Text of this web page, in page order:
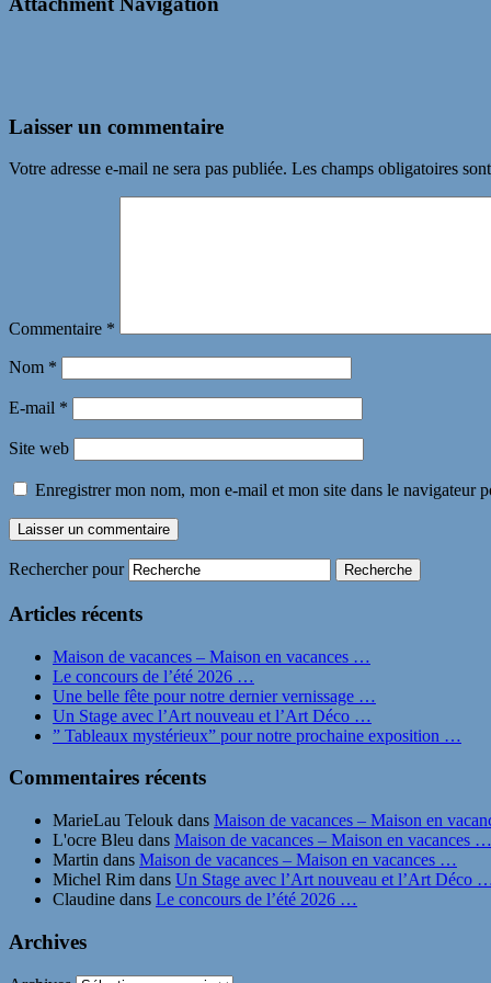
Laisser un commentaire
Votre adresse e-mail ne sera pas publiée. Les champs obligatoires
Commentaire *
Nom *
E-mail *
Site web
Enregistrer mon nom, mon e-mail et mon site dans le navigateur
Rechercher pour
Articles récents
Maison de vacances – Maison en vacances …
Le concours de l’été 2026 …
Une belle fête pour notre dernier vernissage …
Un Stage avec l’Art nouveau et l’Art Déco …
” Tableaux mystérieux” pour notre prochaine exposition …
Commentaires récents
MarieLau Telouk dans Maison de vacances – Maison en
L'ocre Bleu dans Maison de vacances – Maison en vacances …
Martin dans Maison de vacances – Maison en vacances …
Michel Rim dans Un Stage avec l’Art nouveau et l’Art Déco …
Claudine dans Le concours de l’été 2026 …
Archives